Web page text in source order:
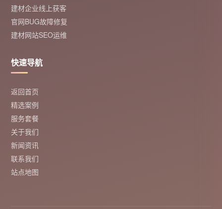
建材企业线上获客
官网BUG故障修复
建材网站SEO运维
快速导航
返回首页
精选案例
服务套餐
关于我们
新闻资讯
联系我们
站点地图